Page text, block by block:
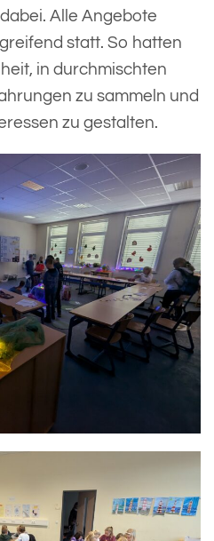
Alle Angebote
statt. So hatten
in durchmischten
zu sammeln und
zu gestalten.